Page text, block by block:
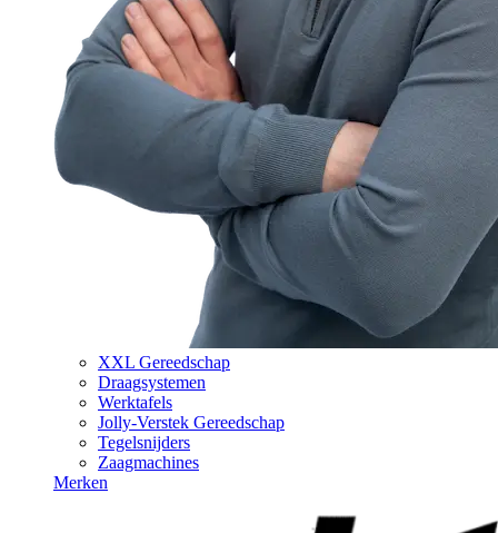
XXL Gereedschap
Draagsystemen
Werktafels
Jolly-Verstek Gereedschap
Tegelsnijders
Zaagmachines
Merken